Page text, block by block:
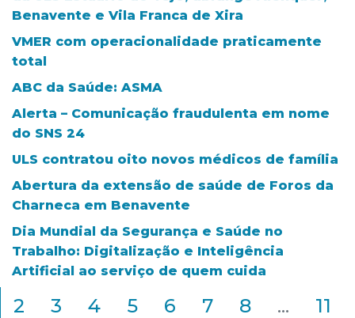
Benavente e Vila Franca de Xira
VMER com operacionalidade praticamente
total
ABC da Saúde: ASMA
Alerta – Comunicação fraudulenta em nome
do SNS 24
ULS contratou oito novos médicos de família
Abertura da extensão de saúde de Foros da
Charneca em Benavente
Dia Mundial da Segurança e Saúde no
Trabalho: Digitalização e Inteligência
Artificial ao serviço de quem cuida
2 3 4 5 6 7 8 ... 11